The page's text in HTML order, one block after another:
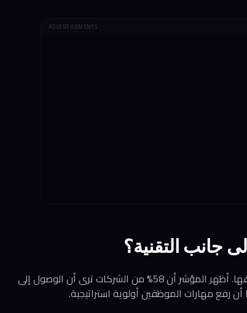
ADVERTISEMENTS
جانب التقنية؟
لا يكفي امتلاك الأدوات الرقمية دون كوادر قادرة على توظيفها. أظهر المؤشر أن 58% من الشركات ترى أن الوصول إلى